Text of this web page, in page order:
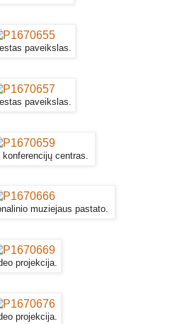
paveikslas.
paveikslas.
konferencijų centras.
muziejaus pastato.
projekcija.
projekcija.